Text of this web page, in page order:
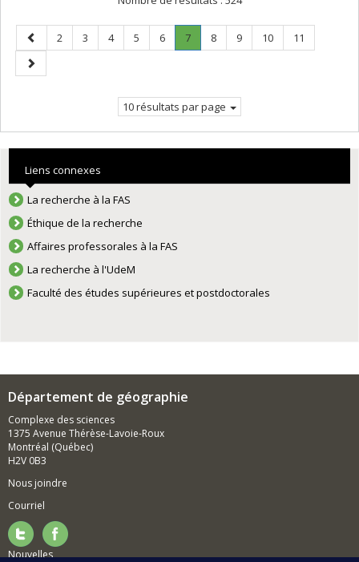
Page
précédente
Page
2 Page
3 Page
4 Page
5 Page
6 Page
7.
Page
Page
8 Page
9 Page
10 Page
11
Page
suivante
10 résultats par page
Liens connexes
La recherche à la FAS
Éthique de la recherche
Affaires professorales à la FAS
La recherche à l'UdeM
Faculté des études supérieures et postdoctorales
Département de géographie
Complexe des sciences
1375 Avenue Thérèse-Lavoie-Roux
Montréal (Québec)
H2V 0B3
Nous joindre
Courriel
Nouvelles